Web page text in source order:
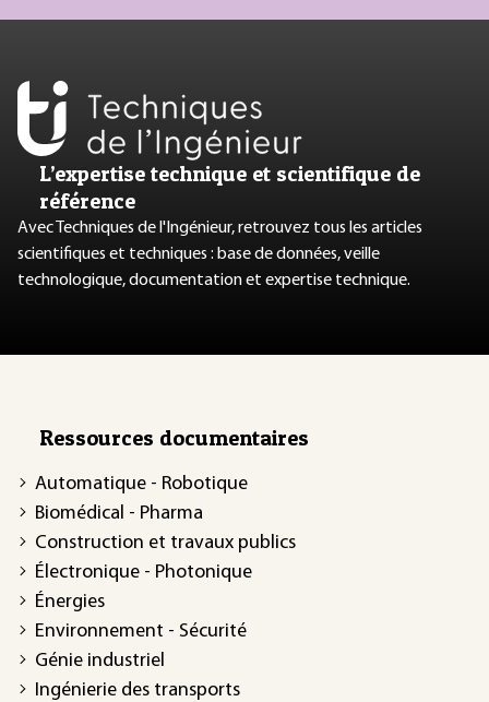
L’expertise technique et scientifique de
référence
Avec Techniques de l'Ingénieur, retrouvez tous les articles
scientifiques et techniques : base de données, veille
technologique, documentation et expertise technique.
Ressources documentaires
Automatique - Robotique
Biomédical - Pharma
Construction et travaux publics
Électronique - Photonique
Énergies
Environnement - Sécurité
Génie industriel
Ingénierie des transports